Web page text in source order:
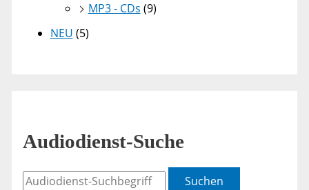
MP3 - CDs (9)
NEU (5)
Audiodienst-Suche
Suchen